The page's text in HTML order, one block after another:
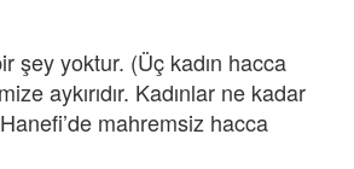
şey yoktur. (Üç kadın hacca
aykırıdır. Kadınlar ne kadar
mahremsiz hacca